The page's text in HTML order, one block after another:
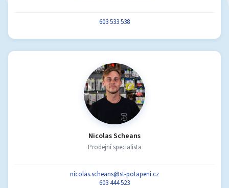
603 533 538
Nicolas Scheans
Prodejní specialista
nicolas.scheans@st-potapeni.cz
603 444 523